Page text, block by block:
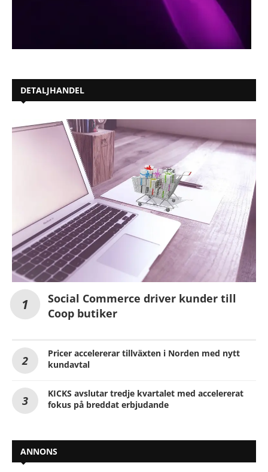
DETALJHANDEL
Social Commerce driver kunder till
Coop butiker
Pricer accelererar tillväxten i Norden med nytt
kundavtal
KICKS avslutar tredje kvartalet med accelererat
fokus på breddat erbjudande
ANNONS